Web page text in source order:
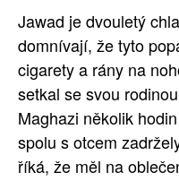
Jawad je dvouletý
domnívají, že tyto
cigarety a rány na
setkal se svou
Maghazi několik
spolu s otcem
říká, že měl na